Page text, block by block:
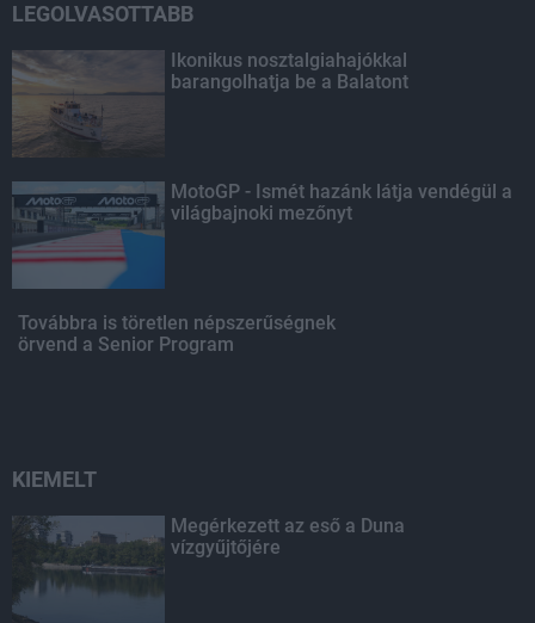
LEGOLVASOTTABB
Ikonikus nosztalgiahajókkal
barangolhatja be a Balatont
MotoGP - Ismét hazánk látja vendégül a
világbajnoki mezőnyt
Továbbra is töretlen népszerűségnek
örvend a Senior Program
KIEMELT
Megérkezett az eső a Duna
vízgyűjtőjére